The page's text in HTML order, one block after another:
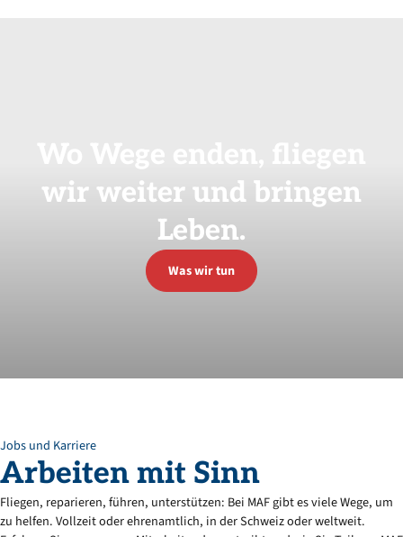
wir weiter und bringen
Leben.
Was wir tun
Jobs und Karriere
Arbeiten mit Sinn
Fliegen, reparieren, führen, unterstützen: Bei MAF gibt es viele Wege, um
zu helfen. Vollzeit oder ehrenamtlich, in der Schweiz oder weltweit.